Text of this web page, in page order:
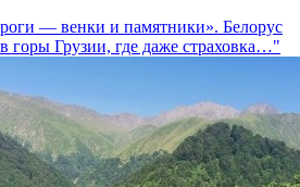
— венки и памятники». Белорус
горы Грузии, где даже страховка…"